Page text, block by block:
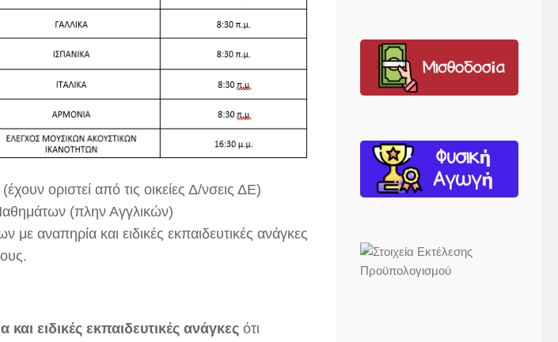
οριστεί από τις οικείες Δ/νσεις ΔΕ)
(πλην Αγγλικών)
αναπηρία και ειδικές εκπαιδευτικές ανάγκες
ειδικές εκπαιδευτικές ανάγκες ότι